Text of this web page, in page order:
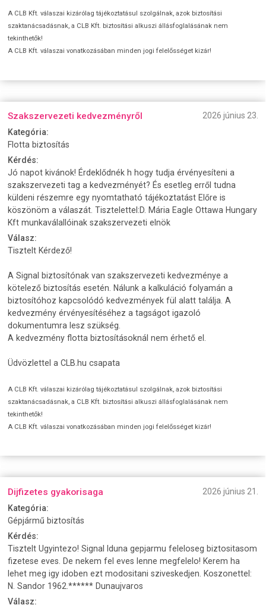
A CLB Kft. válaszai kizárólag tájékoztatásul szolgálnak, azok biztosítási
szaktanácsadásnak, a CLB Kft. biztosítási alkuszi állásfoglalásának nem
tekinthetők!
A CLB Kft. válaszai vonatkozásában minden jogi felelősséget kizár!
Szakszervezeti kedvezményről
2026 június 23.
Kategória:
Flotta biztosítás
Kérdés:
Jó napot kivánok! Érdeklődnék h hogy tudja érvényesíteni a
szakszervezeti tag a kedvezményét? És esetleg erről tudna
küldeni részemre egy nyomtatható tájékoztatást Előre is
köszönöm a válaszát. Tisztelettel:D. Mária Eagle Ottawa Hungary
Kft munkaválallóinak szakszervezeti elnök
Válasz:
Tisztelt Kérdező!
A Signal biztosítónak van szakszervezeti kedvezménye a
kötelező biztosítás esetén. Nálunk a kalkuláció folyamán a
biztosítóhoz kapcsolódó kedvezmények fül alatt találja. A
kedvezmény érvényesítéséhez a tagságot igazoló
dokumentumra lesz szükség.
A kedvezmény flotta biztosításoknál nem érhető el.
Üdvözlettel a CLB.hu csapata
A CLB Kft. válaszai kizárólag tájékoztatásul szolgálnak, azok biztosítási
szaktanácsadásnak, a CLB Kft. biztosítási alkuszi állásfoglalásának nem
tekinthetők!
A CLB Kft. válaszai vonatkozásában minden jogi felelősséget kizár!
Dijfizetes gyakorisaga
2026 június 21.
Kategória:
Gépjármű biztosítás
Kérdés:
Tisztelt Ugyintezo! Signal Iduna gepjarmu feleloseg biztositasom
fizetese eves. De nekem fel eves lenne megfelelo! Kerem ha
lehet meg igy idoben ezt modositani sziveskedjen. Koszonettel:
N. Sandor 1962.****** Dunaujvaros
Válasz: